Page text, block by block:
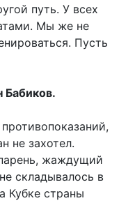
путь. У всех
Мы же не
Пусть
Бабиков.
не захотел.
жаждущий
складывалось в
Кубке страны